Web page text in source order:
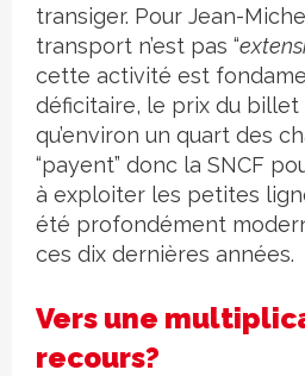
transiger. Pour Jean-
transport n’est pas “
cette activité est
déficitaire, le prix du
qu’environ un quart des
“payent” donc la SNCF
à exploiter les petites
été profondément
ces dix dernières années.
Vers une
recours?